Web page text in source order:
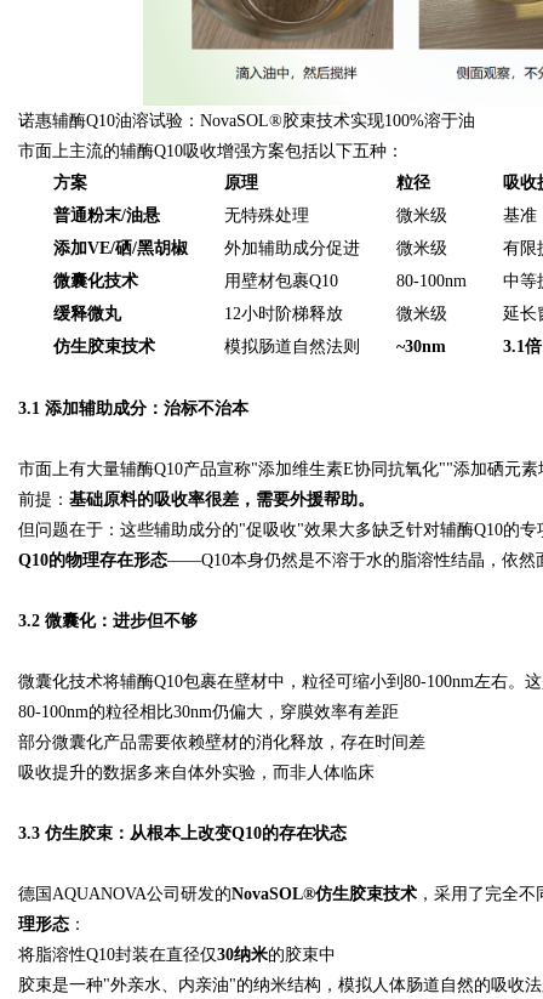
诺惠辅酶Q10油溶试验：NovaSOL®胶束技术实现100%溶于油
市面上主流的辅酶Q10吸收增强方案包括以下五种：
方案
原理 粒径
吸收
普通粉末/油悬
无特殊处理 微米级
基准
添加VE/硒/黑胡椒
外加辅助成分促进 微米级
有限
微囊化技术
用壁材包裹Q10 80-100nm
中等
缓释微丸
12小时阶梯释放 微米级
延长
仿生胶束技术
模拟肠道自然法则 ~30nm 3.1倍
3.1 添加辅助成分：治标不治本
市面上有大量辅酶Q10产品宣称"添加维生素E协同抗氧化""添加硒元
前提： 基础原料的吸收率很差，需要外援帮助。
但问题在于：这些辅助成分的"促吸收"效果大多缺乏针对辅酶Q10的
Q10的物理存在形态——Q10本身仍然是不溶于水的脂溶性结晶，依
3.2 微囊化：进步但不够
微囊化技术将辅酶Q10包裹在壁材中，粒径可缩小到80-100nm左右。
80-100nm的粒径相比30nm仍偏大，穿膜效率有差距
部分微囊化产品需要依赖壁材的消化释放，存在时间差
吸收提升的数据多来自体外实验，而非人体临床
3.3 仿生胶束：从根本上改变Q10的存在状态
德国AQUANOVA公司研发的NovaSOL®仿生胶束技术 ，采用了完全
理形态 ：
将脂溶性Q10封装在直径仅30纳米的胶束中
胶束是一种"外亲水、内亲油"的纳米结构，模拟人体肠道自然的吸收